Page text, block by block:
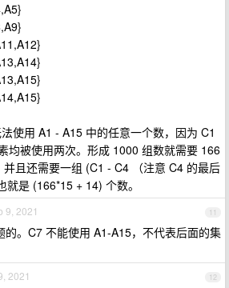
使用 A1 - A15 中的任意一个数，因为 C1
均被使用两次。形成 1000 组数就需要 166
且还需要一组 (C1 - C4 （注意 C4 的最后
是 (166*15 + 14) 个数。
11
9, 2021
的。C7 不能使用 A1-A15，不代表后面的集
12
2021